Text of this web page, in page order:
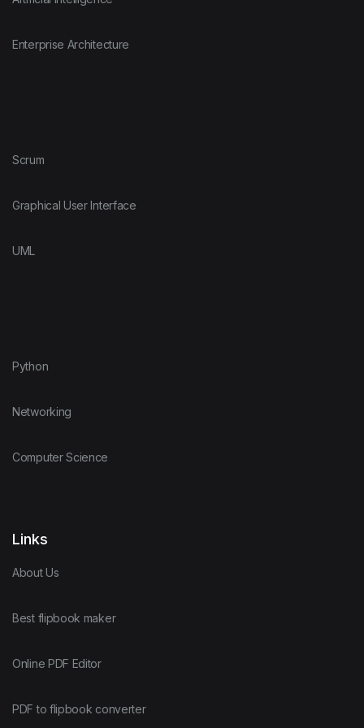
Enterprise Architecture
Scrum
Graphical User Interface
UML
Python
Networking
Computer Science
Links
About Us
Best flipbook maker
Online PDF Editor
PDF to flipbook converter